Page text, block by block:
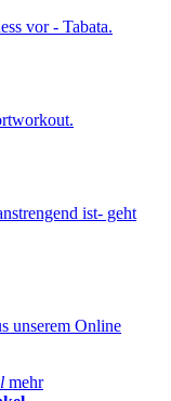
vor - Tabata.
ist- geht
unserem Online
mehr